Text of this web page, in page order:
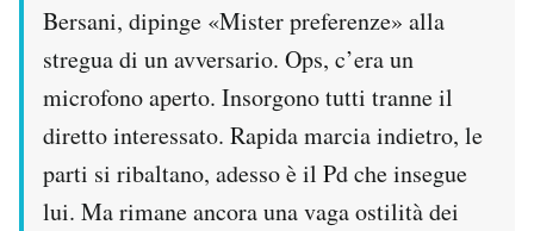
Bersani, dipinge «Mister preferenze» alla
stregua di un avversario. Ops, c’era un
microfono aperto. Insorgono tutti tranne il
diretto interessato. Rapida marcia indietro, le
parti si ribaltano, adesso è il Pd che insegue
lui. Ma rimane ancora una vaga ostilità dei